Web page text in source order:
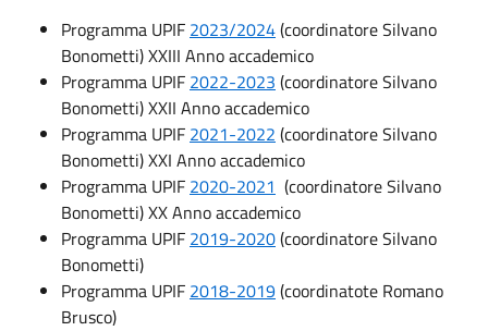
Programma UPIF 2023/2024(coordinatore Silvano
Bonometti) XXIII Anno accademico
Programma UPIF 2022-2023 (coordinatore Silvano
Bonometti) XXII Anno accademico
Programma UPIF 2021-2022 (coordinatore Silvano
Bonometti) XXI Anno accademico
Programma UPIF 2020-2021 (coordinatore Silvano
Bonometti) XX Anno accademico
Programma UPIF 2019-2020(coordinatore Silvano
Bonometti)
Programma UPIF 2018-2019(coordinatote Romano
Brusco)